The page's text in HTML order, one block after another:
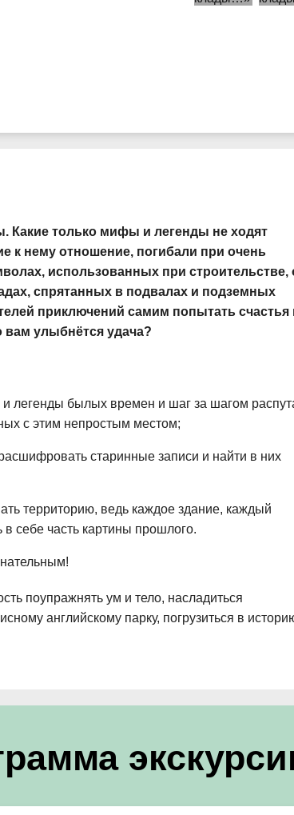
Какие только мифы и легенды не ходят
к нему отношение, погибали при очень
использованных при строительстве,
спрятанных в подвалах и подземных
приключений самим попытать счастья
вам улыбнётся удача?
легенды былых времен и шаг за шагом
с этим непростым местом;
старинные записи и найти в них
территорию, ведь каждое здание, каждый
себе часть картины прошлого.
поупражнять ум и тело, насладиться
английскому парку, погрузиться в